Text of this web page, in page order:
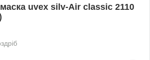
uvex silv-Air classic 2110